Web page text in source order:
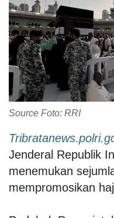
Source Foto: RRI
Jenderal Republik
menemukan
mempromosikan